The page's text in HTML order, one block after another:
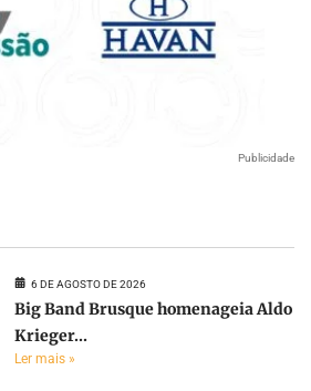
Publicidade
6 DE AGOSTO DE 2026
Big Band Brusque homenageia Aldo
Krieger...
Ler mais »